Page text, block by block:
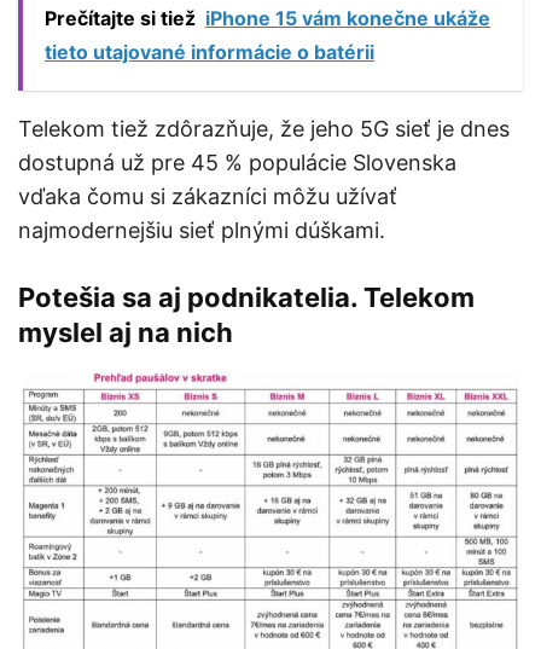
Prečítajte si tiež iPhone 15 vám konečne ukáže
tieto utajované informácie o batérii
Telekom tiež zdôrazňuje, že jeho 5G sieť je dnes
dostupná už pre 45 % populácie Slovenska
vďaka čomu si zákazníci môžu užívať
najmodernejšiu sieť plnými dúškami.
Potešia sa aj podnikatelia. Telekom
myslel aj na nich